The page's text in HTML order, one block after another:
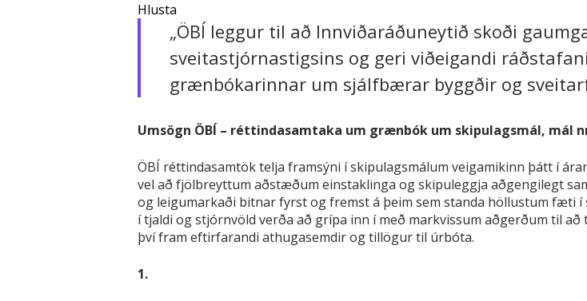
Hlusta
„ÖBÍ leggur til að Innviðaráðuneytið skoði
sveitastjórnastigsins og geri viðeigandi
grænbókarinnar um sjálfbærar byggðir og
Umsögn ÖBÍ – réttindasamtaka um grænbók um skipulagsmál, mál
ÖBÍ réttindasamtök telja framsýni í skipulagsmálum veigamikinn þátt í
vel að fjölbreyttum aðstæðum einstaklinga og skipuleggja aðgengilegt
og leigumarkaði bitnar fyrst og fremst á þeim sem standa höllustum fæti
í tjaldi og stjórnvöld verða að grípa inn í með markvissum aðgerðum til
því fram eftirfarandi athugasemdir og tillögur til úrbóta.
1.